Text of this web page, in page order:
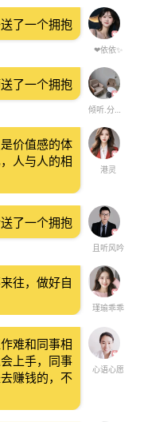
❤依依✨
了一个拥抱
倾听.分析.解答。男老师
了一个拥抱
港灵
价值感的体
人与人的相
且听风吟
了一个拥抱
瑾瑜乖乖
往，做好自
心语心愿
难和同事相
上手，同事
赚钱的，不